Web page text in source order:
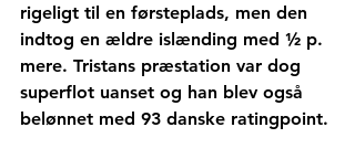
rigeligt til en førsteplads, men den
indtog en ældre islænding med ½ p.
mere. Tristans præstation var dog
superflot uanset og han blev også
belønnet med 93 danske ratingpoint.